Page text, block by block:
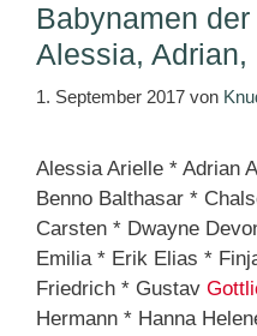
Babynamen
Alessia,
1. September 2017 von
Alessia Arielle * Adrian
Benno Balthasar *
Carsten * Dwayne
Emilia * Erik Elias *
Friedrich * Gustav
Hermann * Hanna